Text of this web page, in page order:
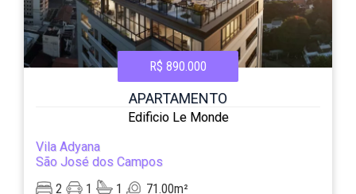
R$ 890.000
APARTAMENTO
Edificio Le Monde
Vila Adyana
São José dos Campos
2
1 1 71.00m²